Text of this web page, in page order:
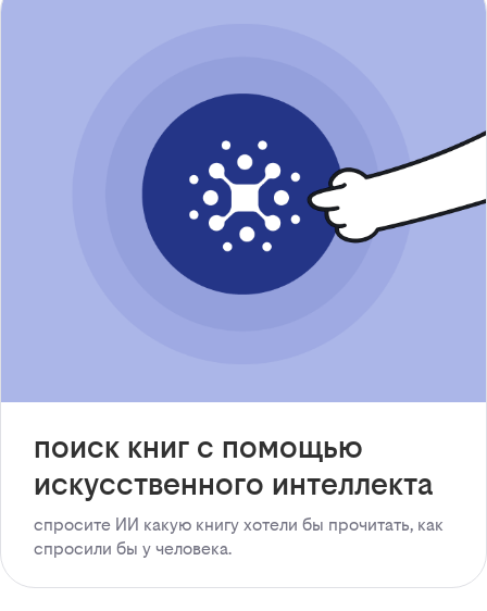
поиск книг с помощью
искусственного интеллекта
спросите ИИ какую книгу хотели бы прочитать, как
спросили бы у человека.